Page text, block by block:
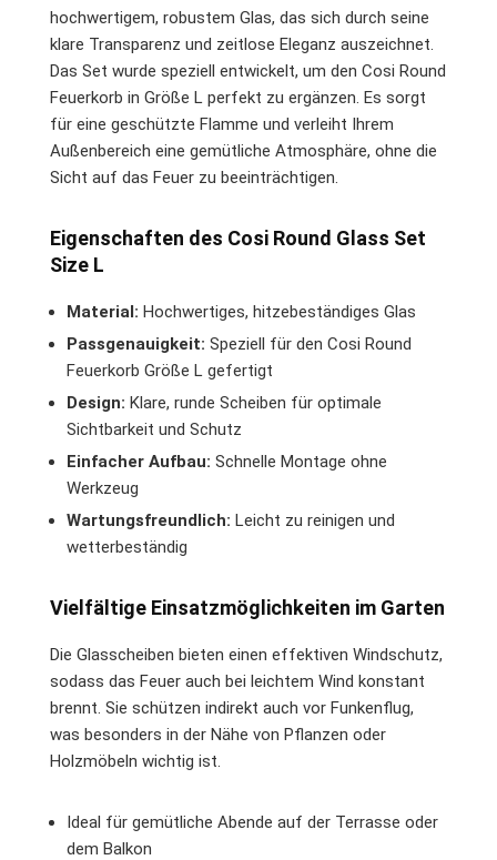
hochwertigem, robustem Glas, das sich durch seine
klare Transparenz und zeitlose Eleganz auszeichnet.
Das Set wurde speziell entwickelt, um den Cosi Round
Feuerkorb in Größe L perfekt zu ergänzen. Es sorgt
für eine geschützte Flamme und verleiht Ihrem
Außenbereich eine gemütliche Atmosphäre, ohne die
Sicht auf das Feuer zu beeinträchtigen.
Eigenschaften des Cosi Round Glass Set
Size L
Material: Hochwertiges, hitzebeständiges Glas
Passgenauigkeit: Speziell für den Cosi Round
Feuerkorb Größe L gefertigt
Design: Klare, runde Scheiben für optimale
Sichtbarkeit und Schutz
Einfacher Aufbau: Schnelle Montage ohne
Werkzeug
Wartungsfreundlich: Leicht zu reinigen und
wetterbeständig
Vielfältige Einsatzmöglichkeiten im Garten
Die Glasscheiben bieten einen effektiven Windschutz,
sodass das Feuer auch bei leichtem Wind konstant
brennt. Sie schützen indirekt auch vor Funkenflug,
was besonders in der Nähe von Pflanzen oder
Holzmöbeln wichtig ist.
Ideal für gemütliche Abende auf der Terrasse oder
dem Balkon